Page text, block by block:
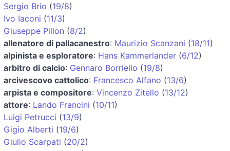
Sergio Brio (19/8)
Ivo Iaconi (11/3)
Giuseppe Pillon (8/2)
allenatore di pallacanestro: Maurizio Scanzani (18/11)
alpinista e esploratore: Hans Kammerlander (6/12)
arbitro di calcio: Gennaro Borriello (19/8)
arcivescovo cattolico: Francesco Alfano (13/6)
arpista e compositore: Vincenzo Zitello (13/12)
attore: Lando Francini (10/11)
Luigi Petrucci (13/9)
Gigio Alberti (19/6)
Giulio Scarpati (20/2)